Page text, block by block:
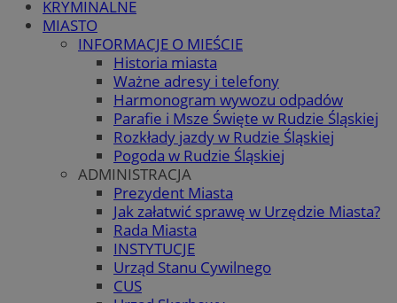
KRYMINALNE
MIASTO
INFORMACJE O MIEŚCIE
Historia miasta
Ważne adresy i telefony
Harmonogram wywozu odpadów
Parafie i Msze Święte w Rudzie Śląskiej
Rozkłady jazdy w Rudzie Śląskiej
Pogoda w Rudzie Śląskiej
ADMINISTRACJA
Prezydent Miasta
Jak załatwić sprawę w Urzędzie Miasta?
Rada Miasta
INSTYTUCJE
Urząd Stanu Cywilnego
CUS